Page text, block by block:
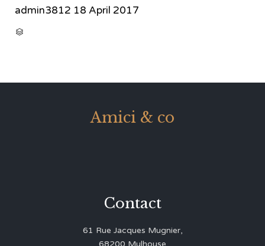
admin3812 18 April 2017

Amici & co
Contact
61 Rue Jacques Mugnier,